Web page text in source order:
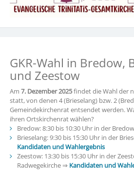
GKR-Wahl in Bredow,
und Zeestow
Am 7. Dezember 2025findet die Wahl der
statt, von denen 4 (Brieselang) bzw. 2
Gemeindekirchenrat entsendet werden.
ihren Ortskirchenrat wählen?
Bredow: 8:30 bis 10:30 Uhr in der
Brieselang: 9:30 bis 15:30 Uhr in der
Kandidaten und Wahlergebnis
Zeestow: 13:30 bis 15:30 Uhr in der
Radwegekirche ⇒ Kandidaten und